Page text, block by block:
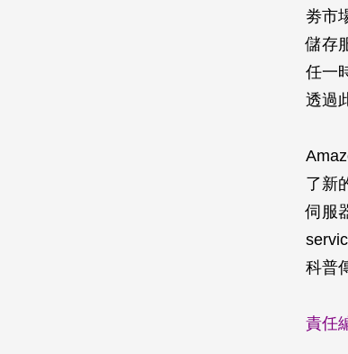
劵市
儲存
任一
透過
了新
伺服
科普
責任